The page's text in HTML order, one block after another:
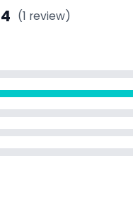
4 (1 review)